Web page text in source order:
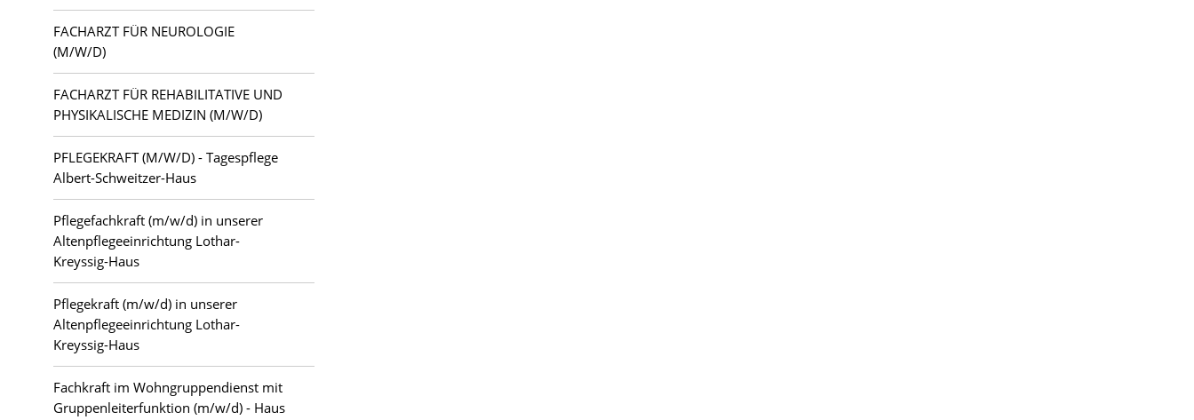
FACHARZT FÜR NEUROLOGIE
(M/W/D)
FACHARZT FÜR REHABILITATIVE UND
PHYSIKALISCHE MEDIZIN (M/W/D)
PFLEGEKRAFT (M/W/D) - Tagespflege
Albert-Schweitzer-Haus
Pflegefachkraft (m/w/d) in unserer
Altenpflegeeinrichtung Lothar-
Kreyssig-Haus
Pflegekraft (m/w/d) in unserer
Altenpflegeeinrichtung Lothar-
Kreyssig-Haus
Fachkraft im Wohngruppendienst mit
Gruppenleiterfunktion (m/w/d) - Haus